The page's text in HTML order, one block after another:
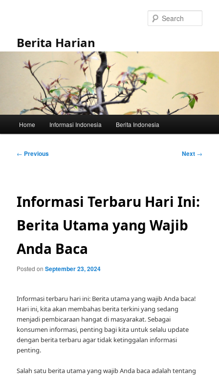
Berita Harian
Home Informasi Indonesia Berita Indonesia
Post
← Previous Next →
Informasi Terbaru Hari Ini:
Berita Utama yang Wajib
Anda Baca
Posted onSeptember 23, 2024
Informasi terbaru hari ini: Berita utama yang wajib Anda baca!
Hari ini, kita akan membahas berita terkini yang sedang
menjadi pembicaraan hangat di masyarakat. Sebagai
konsumen informasi, penting bagi kita untuk selalu update
dengan berita terbaru agar tidak ketinggalan informasi
penting.
Salah satu berita utama yang wajib Anda baca adalah tentang